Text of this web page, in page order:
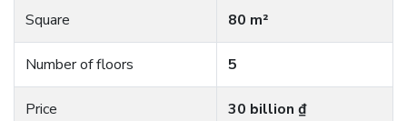
Square 80 m²
Number of floors 5
Price 30 billion ₫